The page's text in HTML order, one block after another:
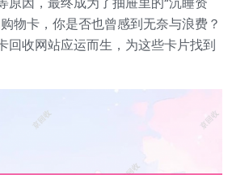
物卡，你是否也曾感到无奈与浪费？
回收网站应运而生，为这些卡片找到